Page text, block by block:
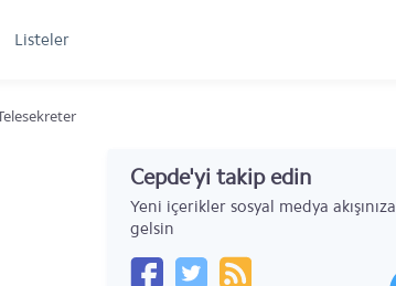
Listeler
Cepde'yi takip edin
Yeni içerikler sosyal medya akışınıza
gelsin